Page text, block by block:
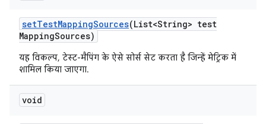
setTestMappingSources(List<String> test
MappingSources)
यह विकल्प, टेस्ट-मैपिंग के ऐसे सोर्स सेट करता है जिन्हें मेट्रिक में
शामिल किया जाएगा.
void